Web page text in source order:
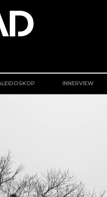
INNERVIEW